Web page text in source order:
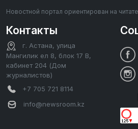
Новостной портал ориентирован на
Контакты
г. Астана, улица
Мангилик ел 8, блок 17 В,
кабинет 204 (Дом
журналистов)
+7 705 721 8114
info@newsroom.kz